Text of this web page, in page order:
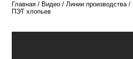
Главная / Видео / Линии производства/
ПЭТ хлопьев